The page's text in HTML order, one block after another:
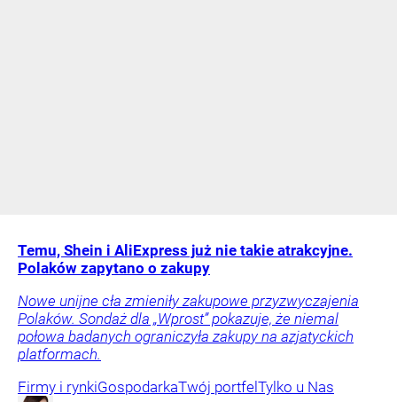
Temu, Shein i AliExpress już nie takie atrakcyjne.
Polaków zapytano o zakupy
Nowe unijne cła zmieniły zakupowe przyzwyczajenia
Polaków. Sondaż dla „Wprost” pokazuje, że niemal
połowa badanych ograniczyła zakupy na azjatyckich
platformach.
Firmy i rynkiGospodarkaTwój portfel Tylko u Nas